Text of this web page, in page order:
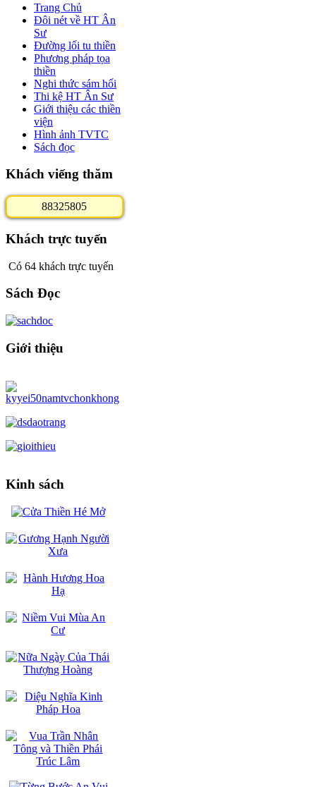
Trang Chủ
Đôi nét về HT Ân
Sư
Đường lối tu thiền
Phương pháp tọa
thiền
Nghi thức sám hối
Thi kệ HT Ân Sư
Giới thiệu các thiền
viện
Hình ảnh TVTC
Sách đọc
Khách viếng thăm
88325805
Khách trực tuyến
Có 64 khách trực tuyến
Sách Đọc
Giới thiệu
Kinh sách